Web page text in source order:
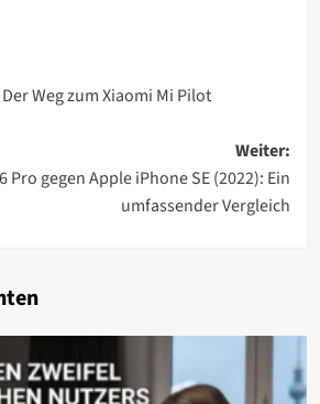
Weg zum Xiaomi Mi Pilot
Weiter:
Pro gegen Apple iPhone SE (2022): Ein
umfassender Vergleich